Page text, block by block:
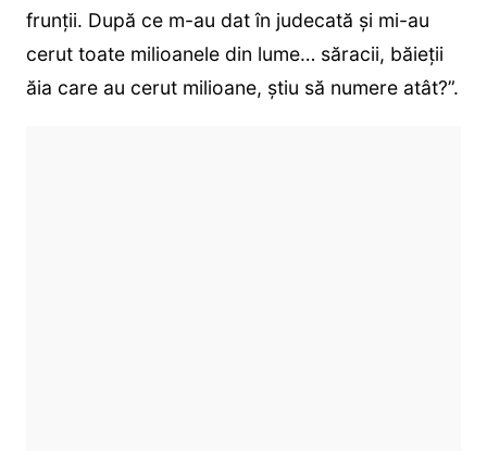
frunții. După ce m-au dat în judecată și mi-au
cerut toate milioanele din lume… săracii, băieții
ăia care au cerut milioane, știu să numere atât?”.